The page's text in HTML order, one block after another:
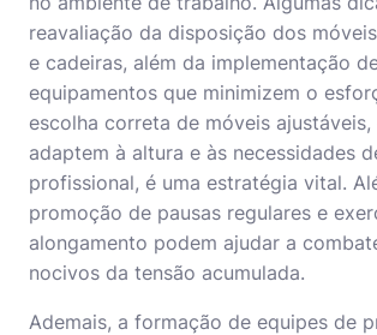
reavaliação da disposição dos
e cadeiras, além da implementação
equipamentos que minimizem o
escolha correta de móveis ajustáveis,
adaptem à altura e às necessidades
profissional, é uma estratégia vital.
promoção de pausas regulares e
alongamento podem ajudar a
nocivos da tensão acumulada.
Ademais, a formação de equipes de